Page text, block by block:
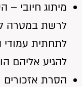
מיתוג חיובי –
לרשת במטרה
לתחתית עמודי
להגיע אליהם
הסרת אזכורים